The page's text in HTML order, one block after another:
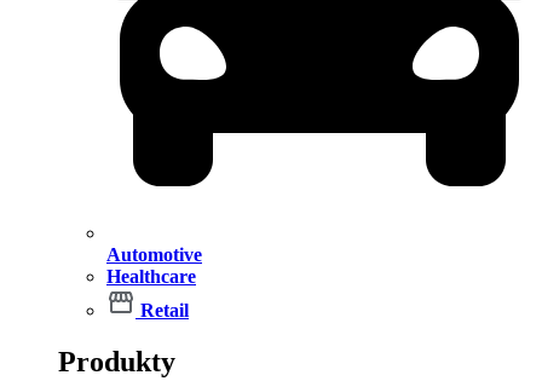
Automotive
Healthcare
Retail
Produkty